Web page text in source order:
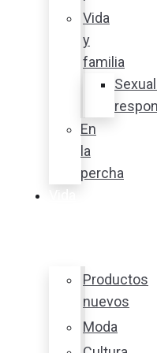
Vida
y
familia
En
la
percha
Productos
nuevos
Moda